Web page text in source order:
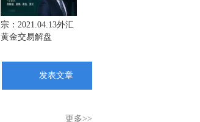
澳大利亚S&P/ASX200指数8月7日（周五）收盘下跌10.10点，跌幅0.11%，报9261.50点。
宗：2021.04.13外汇
黄金交易解盘
发表文章
更多>>